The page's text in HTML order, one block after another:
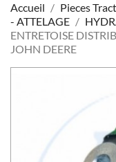
Accueil Pieces
- ATTELAGE
ENTRETOISE
JOHN DEERE